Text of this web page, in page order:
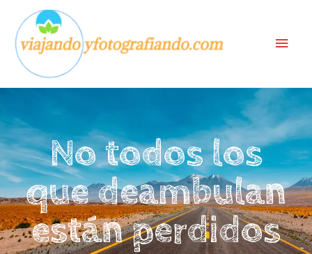
No todos los
que deambulan
están perdidos